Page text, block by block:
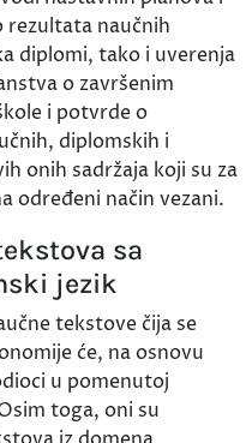
naučnih
diplomi, tako i uverenja
o završenim
i potvrde o
diplomskih i
onih sadržaja koji su za
određeni način vezani.
sa
jezik
tekstove čija se
će, na osnovu
u pomenutoj
toga, oni su